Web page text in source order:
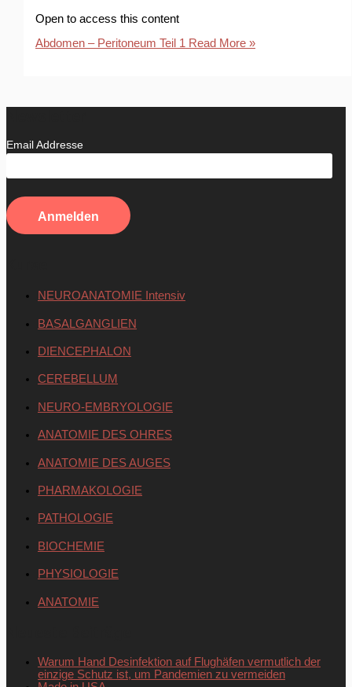
Open to access this content
Abdomen – Peritoneum Teil 1
Read More »
Email Addresse
NEUROANATOMIE Intensiv
BASALGANGLIEN
DIENCEPHALON
CEREBELLUM
NEURO-EMBRYOLOGIE
ANATOMIE DES OHRES
ANATOMIE DES AUGES
PHARMAKOLOGIE
PATHOLOGIE
BIOCHEMIE
PHYSIOLOGIE
ANATOMIE
Warum Hand Desinfektion auf Flughäfen vermutlich der
einzige Schutz ist, um Pandemien zu vermeiden